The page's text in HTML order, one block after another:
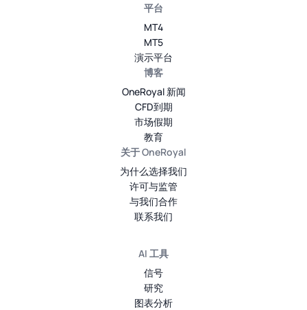
平台
MT4
MT5
演示平台
博客
OneRoyal 新闻
CFD到期
市场假期
教育
关于 OneRoyal
为什么选择我们
许可与监管
与我们合作
联系我们
AI 工具
信号
研究
图表分析